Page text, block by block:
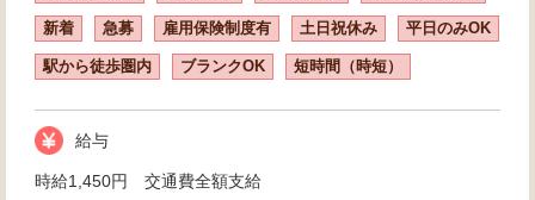
新着 急募 雇用保険制度有 土日祝休み 平日のみOK
駅から徒歩圏内 ブランクOK 短時間（時短）
給与
時給1,450円 交通費全額支給